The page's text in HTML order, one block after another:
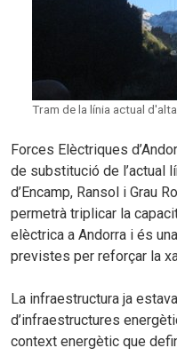
Tram de la línia actual
Forces Elèctriques
de substitució de l’actual
d’Encamp, Ransol i Grau
permetrà triplicar la
elèctrica a Andorra i és
previstes per reforçar la
La infraestructura ja
d’infraestructures
context energètic que